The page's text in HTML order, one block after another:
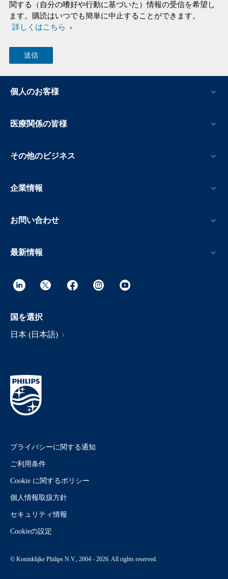
関する（自分の嗜好や行動に基づいた）情報の受信を希望し
ます。購読はいつでも簡単に中止することができます。
詳しくはこちら
個人のお客様
医療関係の皆様
その他のビジネス
企業情報
お問い合わせ
最新情報
国を選択
日本 (日本語)
プライバシーに関する通知
ご利用条件
Cookie に関するポリシー
個人情報取扱方針
セキュリティ情報
Cookieの設定
© Koninklijke Philips N.V., 2004 - 2026. All rights reserved.